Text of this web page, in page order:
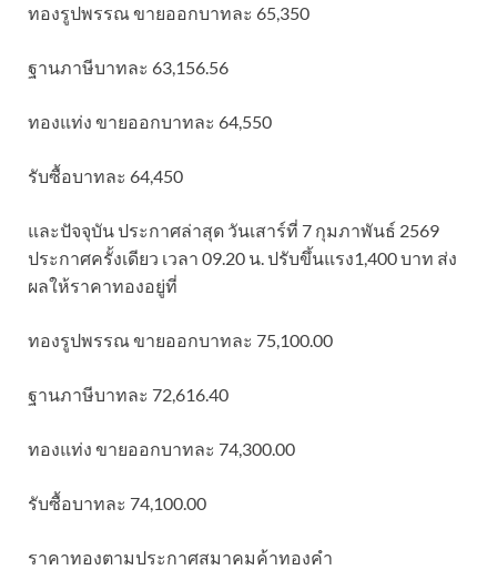
ทองรูปพรรณ ขายออกบาทละ 65,350
ฐานภาษีบาทละ 63,156.56
ทองแท่ง ขายออกบาทละ 64,550
รับซื้อบาทละ 64,450
และปัจจุบัน ประกาศล่าสุด วันเสาร์ที่ 7 กุมภาพันธ์ 2569
ประกาศครั้งเดียว เวลา 09.20 น. ปรับขึ้นแรง1,400 บาท ส่ง
ผลให้ราคาทองอยู่ที่
ทองรูปพรรณ ขายออกบาทละ 75,100.00
ฐานภาษีบาทละ 72,616.40
ทองแท่ง ขายออกบาทละ 74,300.00
รับซื้อบาทละ 74,100.00
ราคาทองตามประกาศสมาคมค้าทองคำ